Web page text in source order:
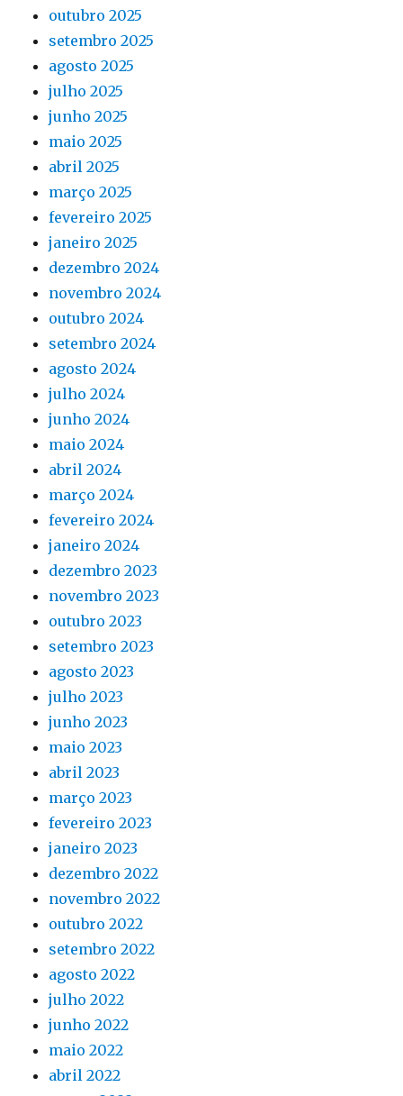
outubro 2025
setembro 2025
agosto 2025
julho 2025
junho 2025
maio 2025
abril 2025
março 2025
fevereiro 2025
janeiro 2025
dezembro 2024
novembro 2024
outubro 2024
setembro 2024
agosto 2024
julho 2024
junho 2024
maio 2024
abril 2024
março 2024
fevereiro 2024
janeiro 2024
dezembro 2023
novembro 2023
outubro 2023
setembro 2023
agosto 2023
julho 2023
junho 2023
maio 2023
abril 2023
março 2023
fevereiro 2023
janeiro 2023
dezembro 2022
novembro 2022
outubro 2022
setembro 2022
agosto 2022
julho 2022
junho 2022
maio 2022
abril 2022